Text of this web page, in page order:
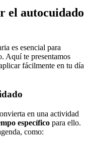
el autocuidado
Aquí te presentamos
fácilmente en tu día
en una actividad
específico para ello.
como: